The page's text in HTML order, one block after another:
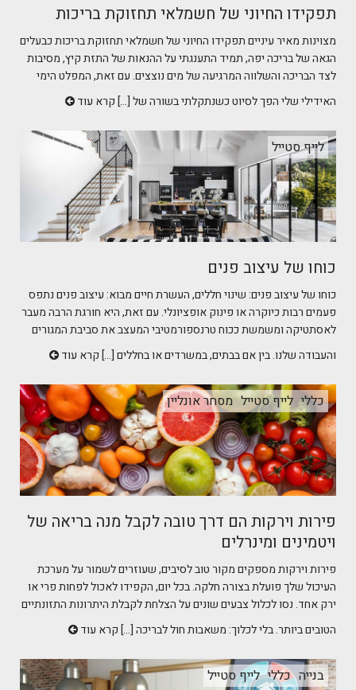
תפקידו החיוני של חשמלאי תחזוקת בריכות
מצוינות מאיר עיניים תפקידו החיוני של חשמלאי תחזוקת בריכות כבעלים
הגאה של בריכה יפה, תמיד התענגתי על ההנאות של התזת קיץ, מסיבות
לצד הבריכה והשלווה המרגיעה של מים נוצצים. עם זאת, המפלט הימי
האידילי שלי הפך לסיוט כשנתקלתי בשורה של [...] קרא עוד
לייף סטייל
כוחו של עיצוב פנים
כוחו של עיצוב פנים: שינוי חללים, העשרת חיים מבוא: עיצוב פנים נתפס
פעמים רבות כיוקרה או פינוק אופציונלי. עם זאת, היא חורגת הרבה מעבר
לאסתטיקה ומשמשת ככוח טרנספורמטיבי המעצב את סביבת המגורים
והעבודה שלנו. בין אם בבתים, במשרדים או בחללים [...] קרא עוד
כללי לייף סטייל מסחר אונליין
פירות וירקות הם דרך טובה לקבל מנה בריאה של
ויטמינים ומינרלים
פירות וירקות מספקים מקור טוב לסיבים, שעוזרים לשמור על מערכת
העיכול שלך פועלת בצורה חלקה. בכל יום, הקפידו לאכול לפחות פרי או
ירק אחד. נסו לכלול צבעים שונים על הצלחת לקבלת היתרונות התזונתיים
הטובים ביותר. בלי לכלוך: משאבות חול לבריכה [...] קרא עוד
בנייה כללי לייף סטייל